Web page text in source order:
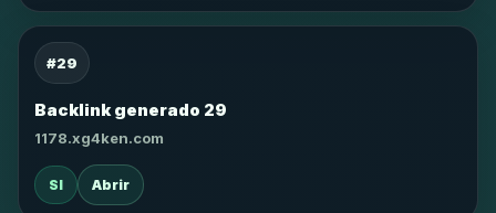
#29
Backlink generado 29
1178.xg4ken.com
SI Abrir